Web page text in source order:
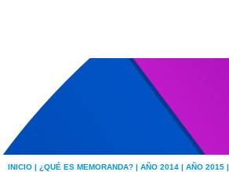
INICIO | ¿QUÉ ES MEMORANDA? | AÑO 2014 | AÑO 2015 |